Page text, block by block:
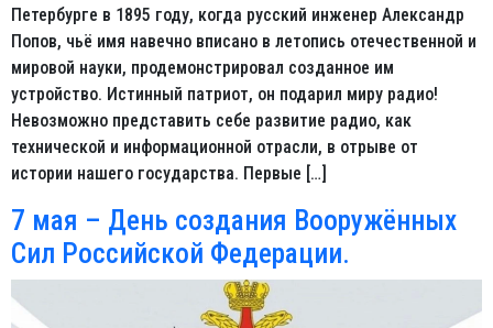
Петербурге в 1895 году, когда русский инженер Александр
Попов, чьё имя навечно вписано в летопись отечественной и
мировой науки, продемонстрировал созданное им
устройство. Истинный патриот, он подарил миру радио!
Невозможно представить себе развитие радио, как
технической и информационной отрасли, в отрыве от
истории нашего государства. Первые […]
7 мая – День создания Вооружённых
Сил Российской Федерации.